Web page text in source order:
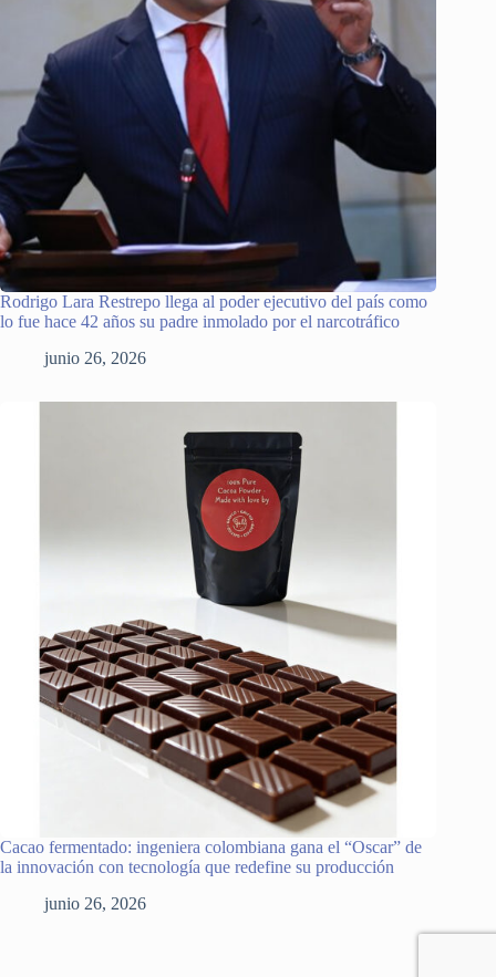
Rodrigo Lara Restrepo llega al poder ejecutivo del país como
lo fue hace 42 años su padre inmolado por el narcotráfico
junio 26, 2026
Cacao fermentado: ingeniera colombiana gana el “Oscar” de
la innovación con tecnología que redefine su producción
junio 26, 2026